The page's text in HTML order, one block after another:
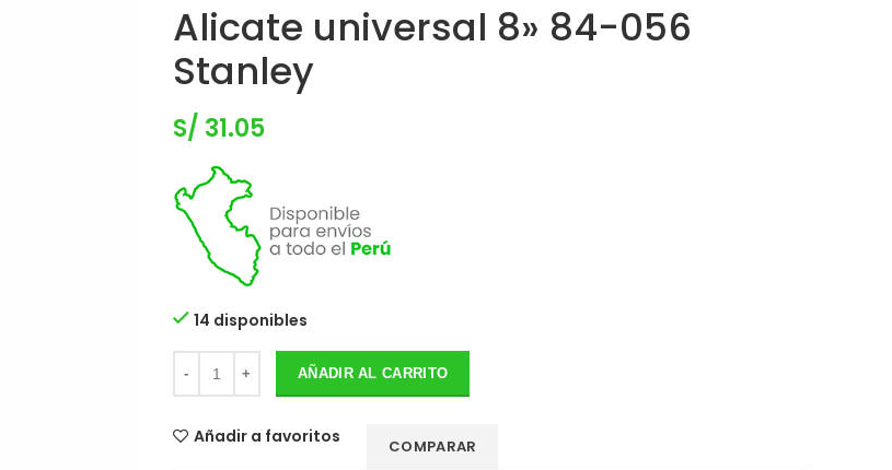
Alicate universal 8» 84-056
Stanley
S/ 31.05
14 disponibles
AÑADIR AL CARRITO
Añadir a favoritos COMPARAR